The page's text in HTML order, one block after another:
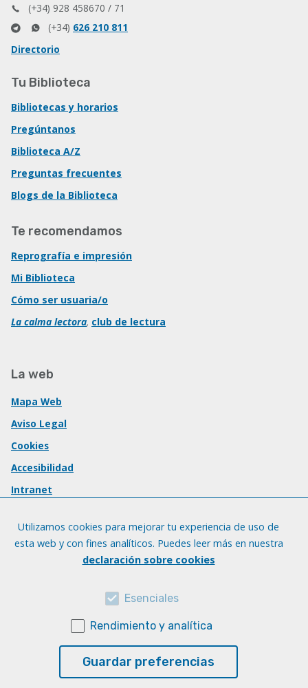
(+34) 928 458670 / 71
(+34) 626 210 811
Directorio
Tu Biblioteca
Bibliotecas y horarios
Pregúntanos
Biblioteca A/Z
Preguntas frecuentes
Blogs de la Biblioteca
Te recomendamos
Reprografía e impresión
Mi Biblioteca
Cómo ser usuaria/o
La calma lectora, club de lectura
La web
Mapa Web
Aviso Legal
Cookies
Accesibilidad
Intranet
Utilizamos cookies para mejorar tu experiencia de uso de
esta web y con fines analíticos. Puedes leer más en nuestra
declaración sobre cookies
Esenciales
Rendimiento y analítica
Guardar preferencias